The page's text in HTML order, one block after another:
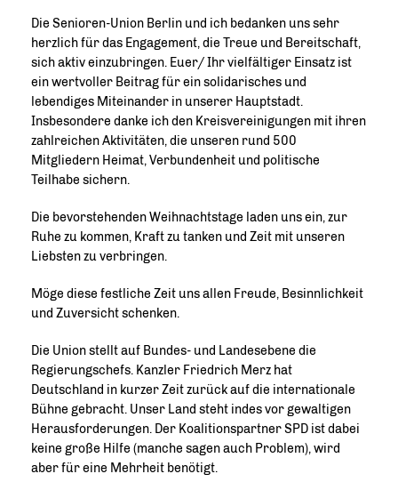
Die Senioren-Union Berlin und ich bedanken uns sehr
herzlich für das Engagement, die Treue und Bereitschaft,
sich aktiv einzubringen. Euer/ Ihr vielfältiger Einsatz ist
ein wertvoller Beitrag für ein solidarisches und
lebendiges Miteinander in unserer Hauptstadt.
Insbesondere danke ich den Kreisvereinigungen mit ihren
zahlreichen Aktivitäten, die unseren rund 500
Mitgliedern Heimat, Verbundenheit und politische
Teilhabe sichern.
Die bevorstehenden Weihnachtstage laden uns ein, zur
Ruhe zu kommen, Kraft zu tanken und Zeit mit unseren
Liebsten zu verbringen.
Möge diese festliche Zeit uns allen Freude, Besinnlichkeit
und Zuversicht schenken.
Die Union stellt auf Bundes- und Landesebene die
Regierungschefs. Kanzler Friedrich Merz hat
Deutschland in kurzer Zeit zurück auf die internationale
Bühne gebracht. Unser Land steht indes vor gewaltigen
Herausforderungen. Der Koalitionspartner SPD ist dabei
keine große Hilfe (manche sagen auch Problem), wird
aber für eine Mehrheit benötigt.